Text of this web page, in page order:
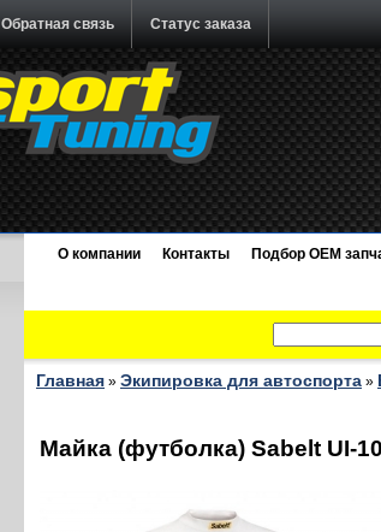
Обратная связь Статус заказа
О компании Контакты Подбор OEM
Главная » Экипировка для автоспорта »
Майка (футболка) Sabelt UI-